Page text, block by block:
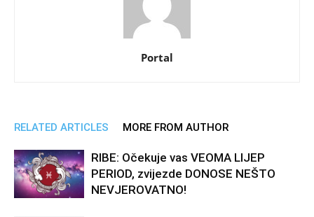
Portal
RELATED ARTICLES MORE FROM AUTHOR
RIBE: Očekuje vas VEOMA LIJEP
PERIOD, zvijezde DONOSE NEŠTO
NEVJEROVATNO!